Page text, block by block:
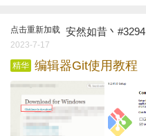
点击重新加载 安然如昔丶#3294
2023-7-17
精华 编辑器Git使用教程